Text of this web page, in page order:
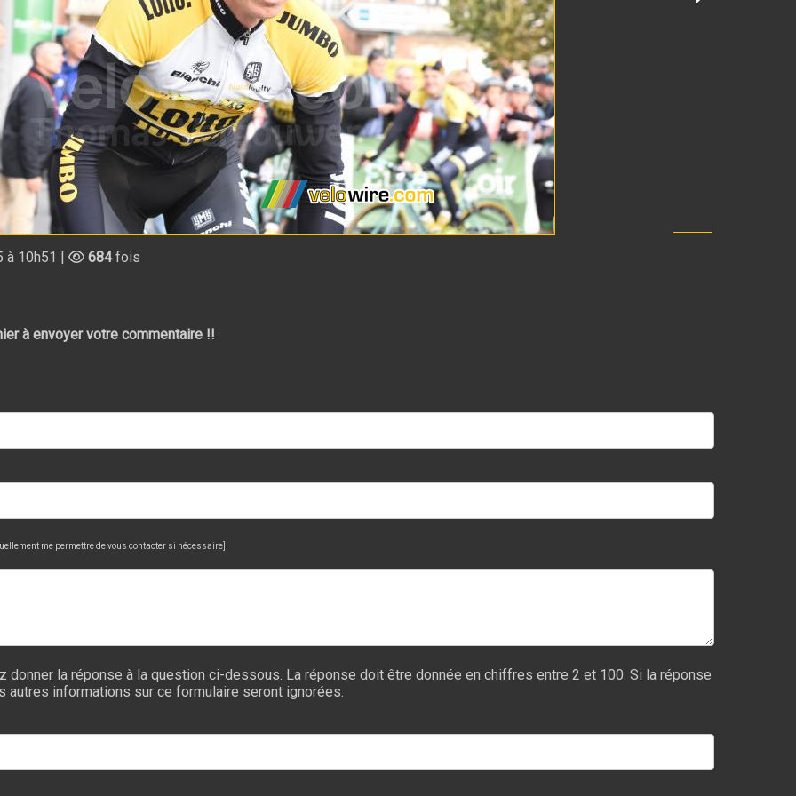
à 10h51 | 684fois
à envoyer votre commentaire !!
me permettre de vous contacter si nécessaire]
la réponse à la question ci-dessous. La réponse doit être donnée en chiffres entre 2 et 100. Si la réponse
autres informations sur ce formulaire seront ignorées.